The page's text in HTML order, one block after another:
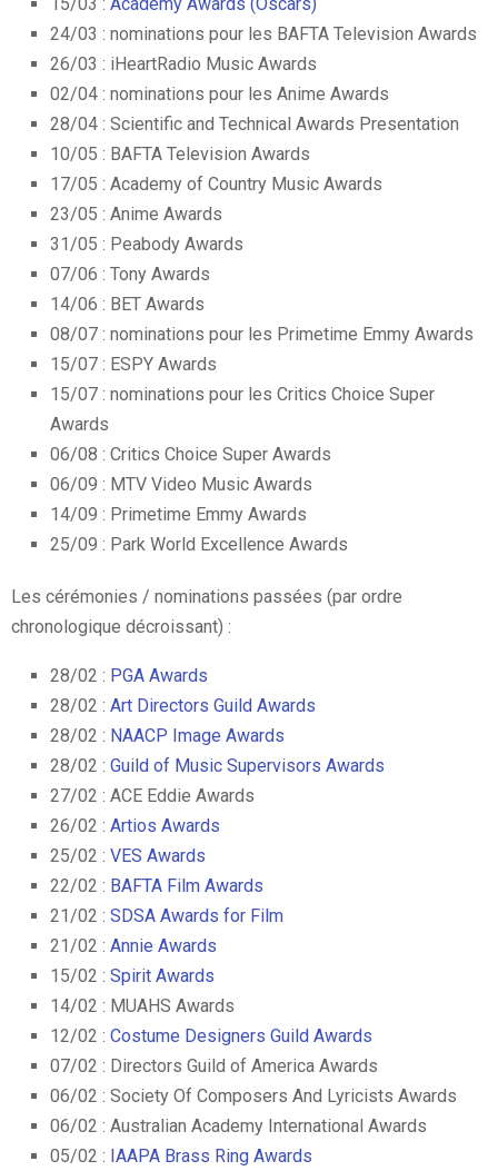
24/03 : nominations pour les BAFTA Television Awards
26/03 : iHeartRadio Music Awards
02/04 : nominations pour les Anime Awards
28/04 : Scientific and Technical Awards Presentation
10/05 : BAFTA Television Awards
17/05 : Academy of Country Music Awards
23/05 : Anime Awards
31/05 : Peabody Awards
07/06 : Tony Awards
14/06 : BET Awards
08/07 : nominations pour les Primetime Emmy Awards
15/07 : ESPY Awards
15/07 : nominations pour les Critics Choice Super
Awards
06/08 : Critics Choice Super Awards
06/09 : MTV Video Music Awards
14/09 : Primetime Emmy Awards
25/09 : Park World Excellence Awards
Les cérémonies / nominations passées (par ordre
chronologique décroissant) :
28/02 : PGA Awards
28/02 : Art Directors Guild Awards
28/02 : NAACP Image Awards
28/02 : Guild of Music Supervisors Awards
27/02 : ACE Eddie Awards
26/02 : Artios Awards
25/02 : VES Awards
22/02 : BAFTA Film Awards
21/02 : SDSA Awards for Film
21/02 : Annie Awards
15/02 : Spirit Awards
14/02 : MUAHS Awards
12/02 : Costume Designers Guild Awards
07/02 : Directors Guild of America Awards
06/02 : Society Of Composers And Lyricists Awards
06/02 : Australian Academy International Awards
05/02 : IAAPA Brass Ring Awards